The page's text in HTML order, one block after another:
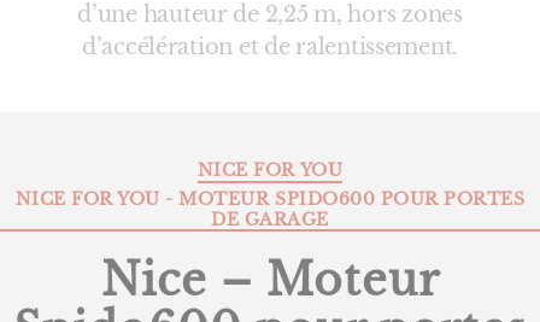
d’une hauteur de 2,25 m, hors zones
d’accélération et de ralentissement.
Catégories
NICE FOR YOU
NICE FOR YOU - MOTEUR SPIDO600 POUR PORTES
DE GARAGE
Nice – Moteur